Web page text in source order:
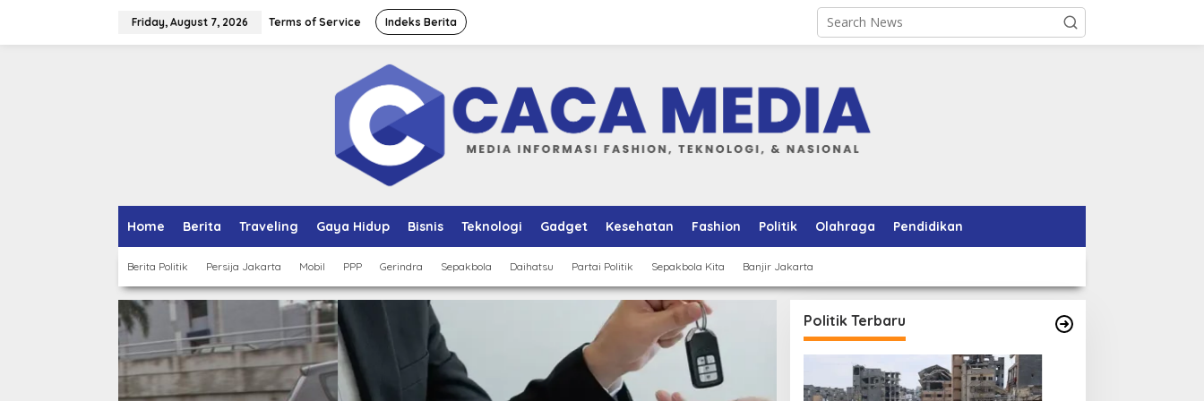
Friday, August 7, 2026 Terms of Service Indeks Berita
Home Berita Traveling Gaya Hidup Bisnis Teknologi Gadget Kesehatan Fashion Politik Olahraga Pendidikan
Berita Politik Persija Jakarta Mobil PPP Gerindra Sepakbola Daihatsu Partai Politik Sepakbola Kita Banjir Jakarta
Politik Terbaru